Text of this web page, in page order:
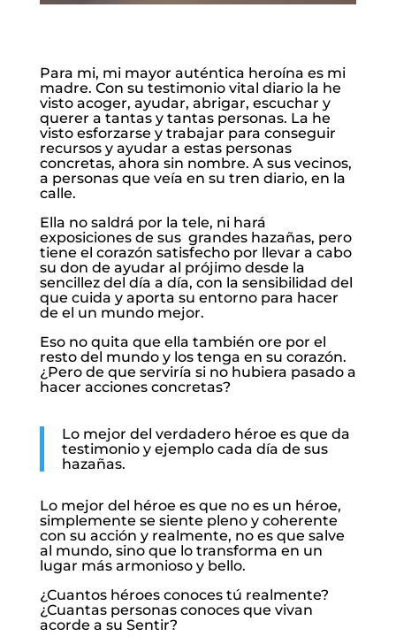
Para mi, mi mayor auténtica heroína es mi
madre. Con su testimonio vital diario la he
visto acoger, ayudar, abrigar, escuchar y
querer a tantas y tantas personas. La he
visto esforzarse y trabajar para conseguir
recursos y ayudar a estas personas
concretas, ahora sin nombre. A sus vecinos,
a personas que veía en su tren diario, en la
calle.
Ella no saldrá por la tele, ni hará
exposiciones de sus grandes hazañas, pero
tiene el corazón satisfecho por llevar a cabo
su don de ayudar al prójimo desde la
sencillez del día a día, con la sensibilidad del
que cuida y aporta su entorno para hacer
de el un mundo mejor.
Eso no quita que ella también ore por el
resto del mundo y los tenga en su corazón.
¿Pero de que serviría si no hubiera pasado a
hacer acciones concretas?
Lo mejor del verdadero héroe es que da
testimonio y ejemplo cada día de sus
hazañas.
Lo mejor del héroe es que no es un héroe,
simplemente se siente pleno y coherente
con su acción y realmente, no es que salve
al mundo, sino que lo transforma en un
lugar más armonioso y bello.
¿Cuantos héroes conoces tú realmente?
¿Cuantas personas conoces que vivan
acorde a su Sentir?